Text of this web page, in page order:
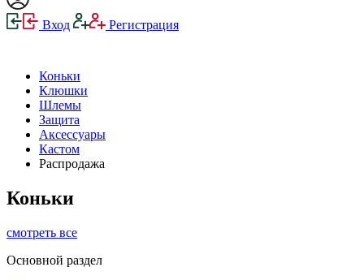
Вход Регистрация
Коньки
Клюшки
Шлемы
Защита
Аксессуары
Кастом
Распродажа
Коньки
смотреть все
Основной раздел